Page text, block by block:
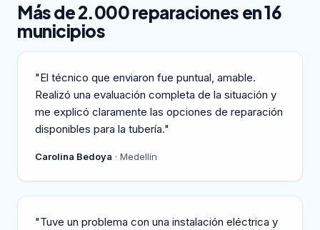
Más de 2.000 reparaciones en 16
municipios
"El técnico que enviaron fue puntual, amable.
Realizó una evaluación completa de la situación y
me explicó claramente las opciones de reparación
disponibles para la tubería."
Carolina Bedoya · Medellín
"Tuve un problema con una instalación eléctrica y